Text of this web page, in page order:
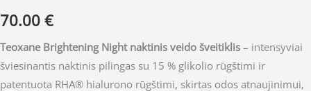
70.00 €
Teoxane Brightening Night naktinis veido šveitiklis – intensyviai
šviesinantis naktinis pilingas su 15 % glikolio rūgštimi ir
patentuota RHA® hialurono rūgštimi, skirtas odos atnaujinimui,